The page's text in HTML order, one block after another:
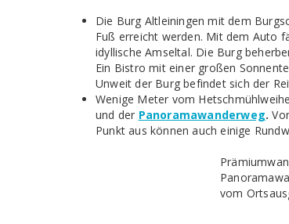
Die Burg Altleiningen mit dem
Fuß erreicht werden. Mit dem Auto
idyllische Amseltal. Die Burg
Ein Bistro mit einer großen
Unweit der Burg befindet sich der
Wenige Meter vom
und der Panoramawanderweg.
Punkt aus können auch einige
vom